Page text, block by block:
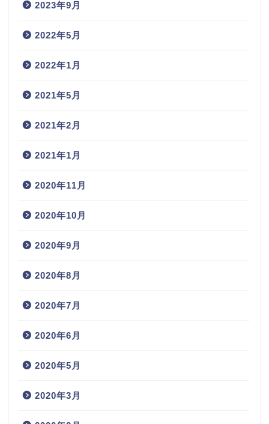
2023年9月
2022年5月
2022年1月
2021年5月
2021年2月
2021年1月
2020年11月
2020年10月
2020年9月
2020年8月
2020年7月
2020年6月
2020年5月
2020年3月